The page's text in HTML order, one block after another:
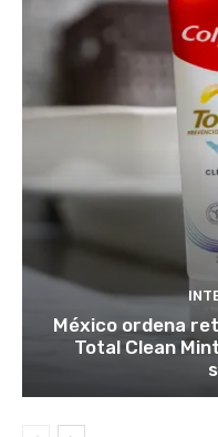
México ordena
Total Clean